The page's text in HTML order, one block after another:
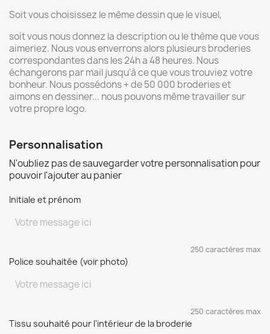
Soit vous choisissez le même dessin que le visuel,
soit vous nous donnez la description ou le thème que vous
aimeriez. Nous vous enverrons alors plusieurs broderies
correspondantes dans les 24h a 48 heures. Nous
échangerons par mail jusqu'à ce que vous trouviez votre
bonheur. Nous possédons + de 50 000 broderies et
aimons en dessiner... nous pouvons même travailler sur
votre propre logo.
Personnalisation
N'oubliez pas de sauvegarder votre personnalisation pour
pouvoir l'ajouter au panier
Initiale et prénom
250 caractères max
Police souhaitée (voir photo)
250 caractères max
Tissu souhaité pour l'intérieur de la broderie